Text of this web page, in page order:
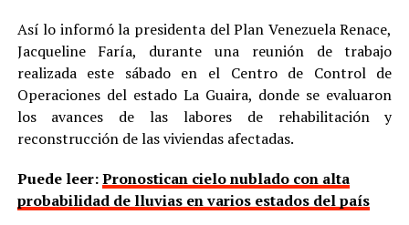
Así lo informó la presidenta del Plan Venezuela Renace,
Jacqueline Faría, durante una reunión de trabajo
realizada este sábado en el Centro de Control de
Operaciones del estado La Guaira, donde se evaluaron
los avances de las labores de rehabilitación y
reconstrucción de las viviendas afectadas.
Puede leer:Pronostican cielo nublado con alta
probabilidad de lluvias en varios estados del país